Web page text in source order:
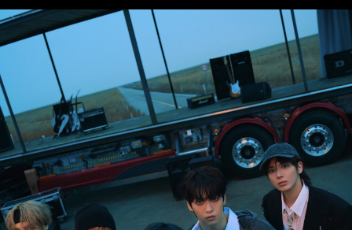
FIRST+VIEW
INDUSTRY
PLAYLIST
NoW
ALL
ARTICLES
LOGIN